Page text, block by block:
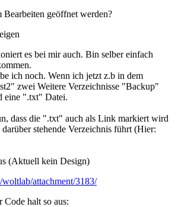
Bearbeiten geöffnet werden?
es bei mir auch. Bin selber einfach
ich noch. Wenn ich jetzt z.b in dem
zwei Weitere Verzeichnisse "Backup"
eine ".txt" Datei.
dass die ".txt" auch als Link markiert wird
stehende Verzeichnis führt (Hier:
(Aktuell kein Design)
woltlab/attachment/3183/
Code halt so aus: